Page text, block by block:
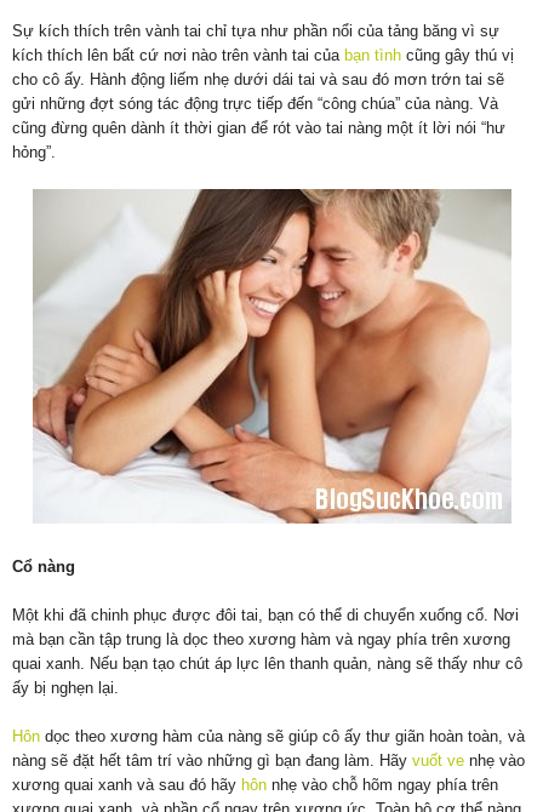
Sự kích thích trên vành tai chỉ tựa như phần nổi của tảng băng vì sự
kích thích lên bất cứ nơi nào trên vành tai của bạn tình cũng gây thú vị
cho cô ấy. Hành động liếm nhẹ dưới dái tai và sau đó mơn trớn tai sẽ
gửi những đợt sóng tác động trực tiếp đến “công chúa” của nàng. Và
cũng đừng quên dành ít thời gian để rót vào tai nàng một ít lời nói “hư
hỏng”.
Cổ nàng
Một khi đã chinh phục được đôi tai, bạn có thể di chuyển xuống cổ. Nơi
mà bạn cần tập trung là dọc theo xương hàm và ngay phía trên xương
quai xanh. Nếu bạn tạo chút áp lực lên thanh quản, nàng sẽ thấy như cô
ấy bị nghẹn lại.
Hôn dọc theo xương hàm của nàng sẽ giúp cô ấy thư giãn hoàn toàn, và
nàng sẽ đặt hết tâm trí vào những gì bạn đang làm. Hãy vuốt ve nhẹ vào
xương quai xanh và sau đó hãy hôn nhẹ vào chỗ hõm ngay phía trên